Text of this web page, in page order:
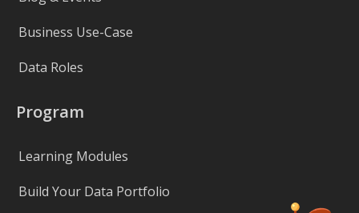
Business Use-Case
Data Roles
Program
Learning Modules
Build Your Data Portfolio